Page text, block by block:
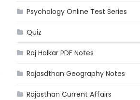
Psychology Online Test Series
Quiz
Raj Holkar PDF Notes
Rajasdthan Geography Notes
Rajasthan Current Affairs